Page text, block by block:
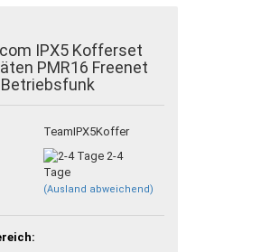
IPX5 Kofferset
PMR16 Freenet
Betriebsfunk
TeamIPX5Koffer
2-4
Tage
(Ausland abweichend)